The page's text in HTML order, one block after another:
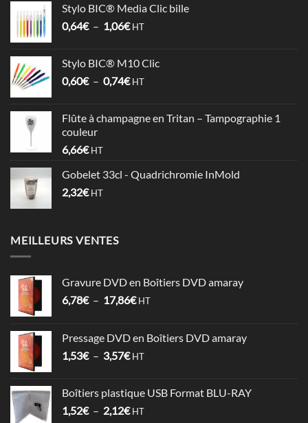
3,58€
à
Stylo BIC® Media Clic bille
0,64€ – 1,06€Plage
0,64€
à
HT
Stylo BIC® M10 Clic
0,60€ – 0,74€Plage
0,60€
HT
Flûte à champagne en Tritan – Tampographie 1
couleur
6,66€ HT
Gobelet 33cl - Quadrichromie InMold
2,32€ HT
MEILLEURS VENTES
Gravure DVD en Boîtiers DVD amaray
6,78€ – 17,86€Plage
6,78€
à
HT
Pressage DVD en Boîtiers DVD amaray
1,53€ – 3,57€Plage
1,53€
à
HT
Boîtiers plastique USB Format BLU-RAY
1,52€ – 2,12€Plage
HT